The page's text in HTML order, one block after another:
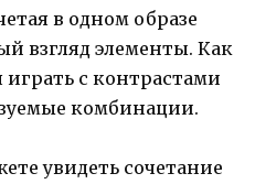
в одном образе
взгляд элементы. Как
играть с контрастами
комбинации.
увидеть сочетание